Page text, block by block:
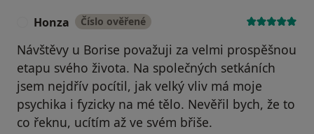
Honza Číslo ověřené
Návštěvy u Borise považuji za velmi prospěšnou
etapu svého života. Na společných setkáních
jsem nejdřív pocítil, jak velký vliv má moje
psychika i fyzicky na mé tělo. Nevěřil bych, že to
co řeknu, ucítím až ve svém břiše.